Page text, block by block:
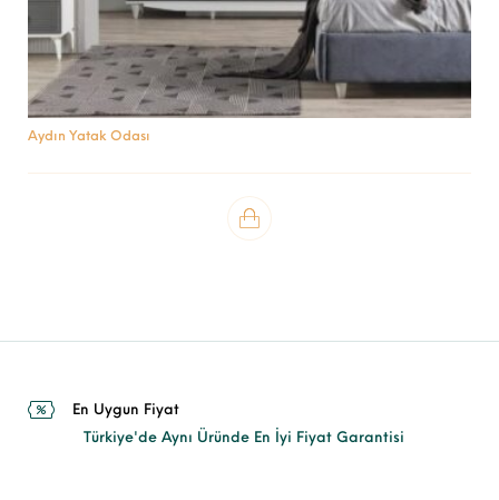
Aydın Yatak Odası
En Uygun Fiyat
Türkiye'de Aynı Üründe En İyi Fiyat Garantisi